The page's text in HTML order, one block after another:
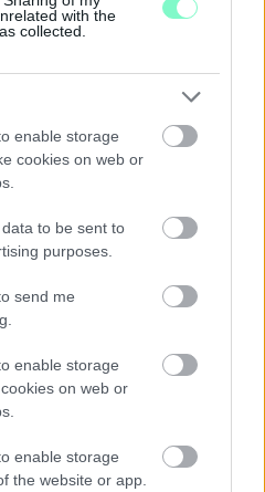
with the
collected.
enable storage
cookies on web or
to be sent to
purposes.
send me
enable storage
on web or
enable storage
the website or app.
KÓRHÁZBAN